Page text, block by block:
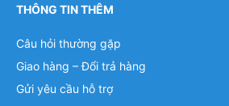
THÔNG TIN THÊM
Câu hỏi thường gặp
Giao hàng – Đổi trả hàng
Gửi yêu cầu hỗ trợ